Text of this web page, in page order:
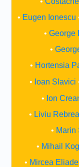
Eugen Ionescu
George
Hortensia
Ioan Slavici
Ion
Liviu
Marin
Mihail
Mircea Eliade